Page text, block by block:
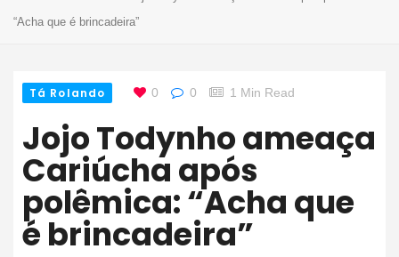
“Acha que é brincadeira”
Tá Rolando 0 0 1 Min Read
Jojo Todynho ameaça
Cariúcha após
polêmica: “Acha que
é brincadeira”